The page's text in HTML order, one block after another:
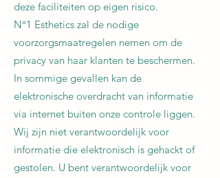
deze faciliteiten op eigen risico.
N°1 Esthetics zal de nodige
voorzorgsmaatregelen nemen om de
privacy van haar klanten te beschermen.
In sommige gevallen kan de
elektronische overdracht van informatie
via internet buiten onze controle liggen.
Wij zijn niet verantwoordelijk voor
informatie die elektronisch is gehackt of
gestolen. U bent verantwoordelijk voor